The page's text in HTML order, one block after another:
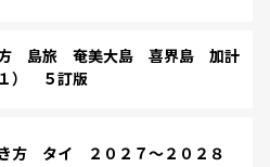
方 島旅 奄美大島 喜界島 加計
） ５訂版
方 タイ ２０２７～２０２８